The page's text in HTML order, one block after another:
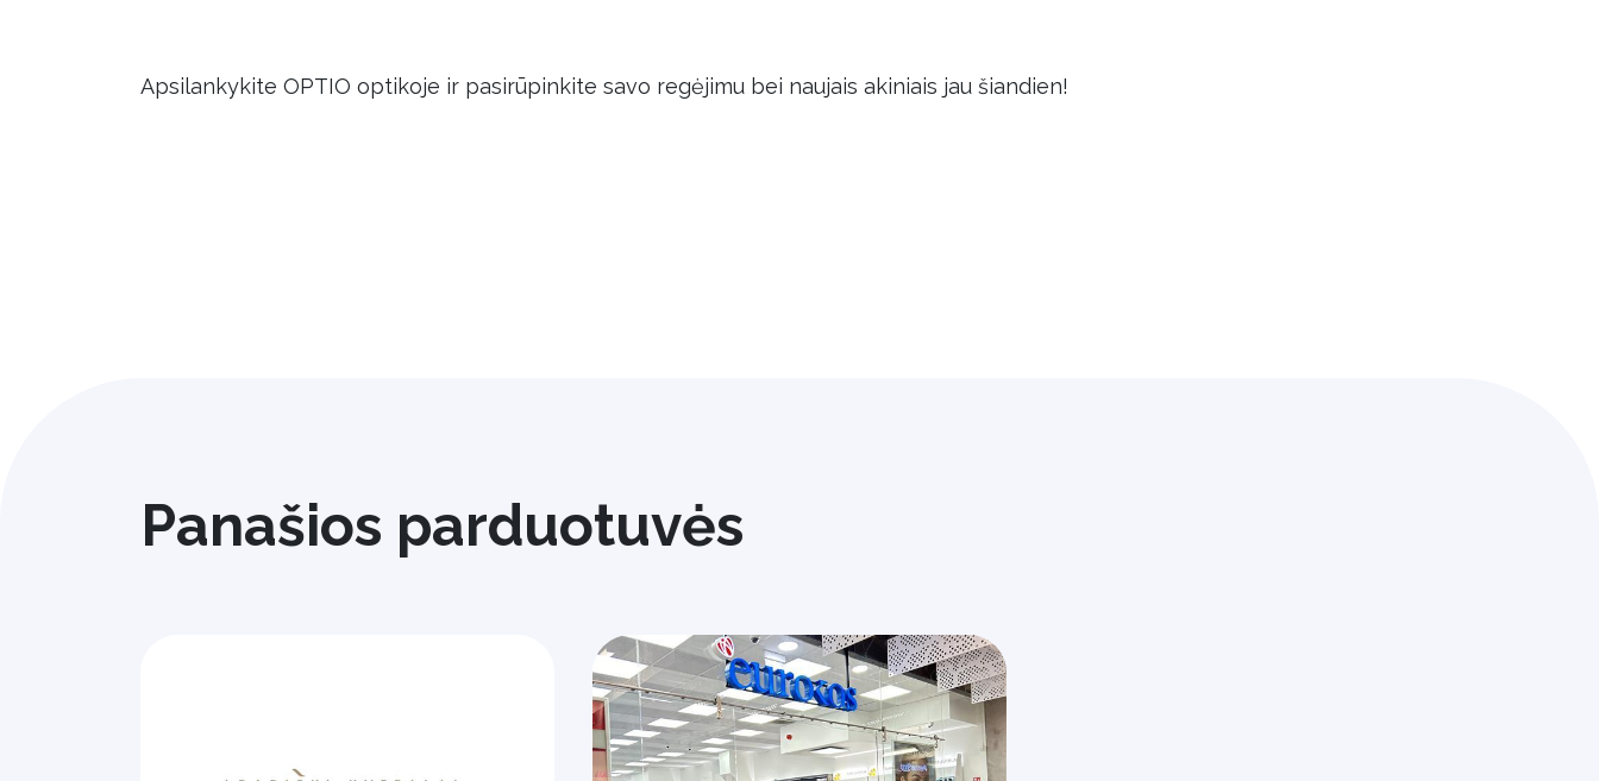
Apsilankykite OPTIO optikoje ir pasirūpinkite savo regėjimu bei naujais akiniais jau šiandien!
Panašios parduotuvės